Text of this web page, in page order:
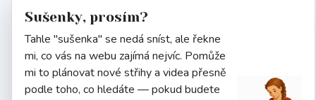
Sušenky, prosím?
Tahle "sušenka" se nedá sníst, ale řekne
mi, co vás na webu zajímá nejvíc. Pomůže
mi to plánovat nové střihy a videa přesně
podle toho, co hledáte — pokud budete